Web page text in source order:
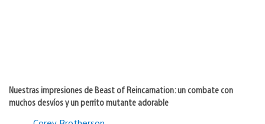
Nuestras impresiones de Beast of Reincarnation: un combate con
muchos desvíos y un perrito mutante adorable